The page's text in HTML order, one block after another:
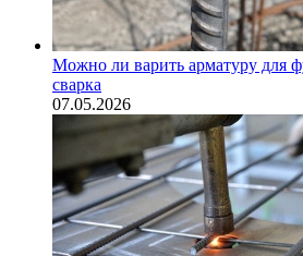
Можно ли варить арматуру для
сварка
07.05.2026